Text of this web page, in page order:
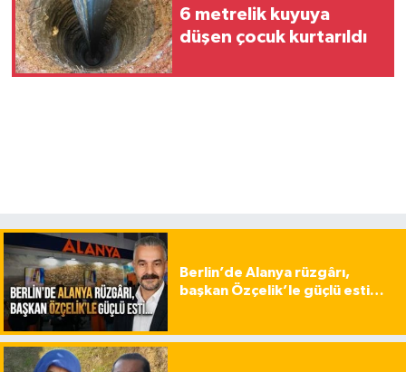
6 metrelik kuyuya
düşen çocuk kurtarıldı
Berlin’de Alanya rüzgârı,
başkan Özçelik’le güçlü esti…